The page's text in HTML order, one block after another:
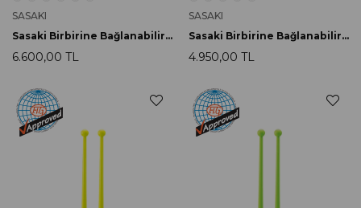
SASAKI
Sasaki Birbirine Bağlanabilir Labut 44cm M-34GH-F BRRxGMB
6.600,00 TL
SASAKI
Sasaki Birbirine Bağlanabilir Labut 40.5cm M-34JKH-F PP
4.950,00 TL